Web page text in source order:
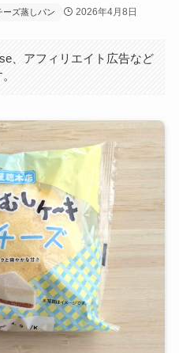
ーズ蒸しパン 2026年4月8日
、アフィリエイト広告など